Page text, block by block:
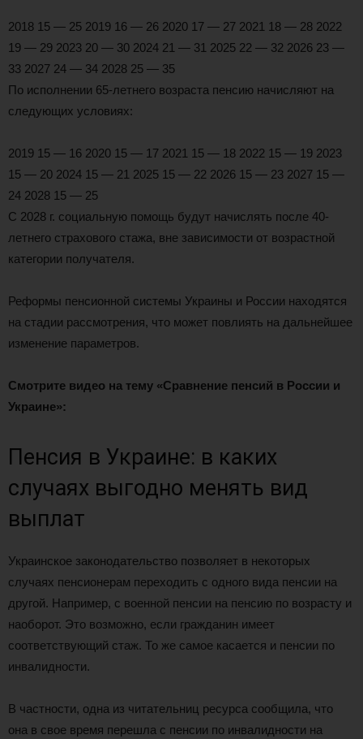
2018 15 — 25 2019 16 — 26 2020 17 — 27 2021 18 — 28 2022
19 — 29 2023 20 — 30 2024 21 — 31 2025 22 — 32 2026 23 —
33 2027 24 — 34 2028 25 — 35
По исполнении 65-летнего возраста пенсию начисляют на
следующих условиях:
2019 15 — 16 2020 15 — 17 2021 15 — 18 2022 15 — 19 2023
15 — 20 2024 15 — 21 2025 15 — 22 2026 15 — 23 2027 15 —
24 2028 15 — 25
С 2028 г. социальную помощь будут начислять после 40-
летнего страхового стажа, вне зависимости от возрастной
категории получателя.
Реформы пенсионной системы Украины и России находятся
на стадии рассмотрения, что может повлиять на дальнейшее
изменение параметров.
Смотрите видео на тему «Сравнение пенсий в России и
Украине»:
Пенсия в Украине: в каких
случаях выгодно менять вид
выплат
Украинское законодательство позволяет в некоторых
случаях пенсионерам переходить с одного вида пенсии на
другой. Например, с военной пенсии на пенсию по возрасту и
наоборот. Это возможно, если гражданин имеет
соответствующий стаж. То же самое касается и пенсии по
инвалидности.
В частности, одна из читательниц ресурса сообщила, что
она в свое время перешла с пенсии по инвалидности на